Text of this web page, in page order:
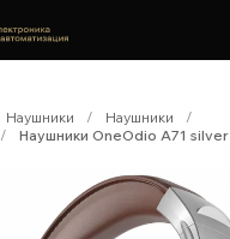
Наушники / Наушники
/
/ Наушники OneOdio A71 silver